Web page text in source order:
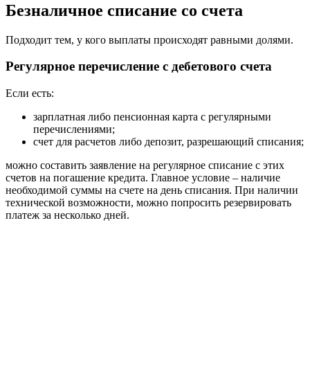
Безналичное списание со счета
Подходит тем, у кого выплаты происходят равными долями.
Регулярное перечисление с дебетового счета
Если есть:
зарплатная либо пенсионная карта с регулярными
перечислениями;
счет для расчетов либо депозит, разрешающий списания;
можно составить заявление на регулярное списание с этих
счетов на погашение кредита. Главное условие – наличие
необходимой суммы на счете на день списания. При наличии
технической возможности, можно попросить резервировать
платеж за несколько дней.